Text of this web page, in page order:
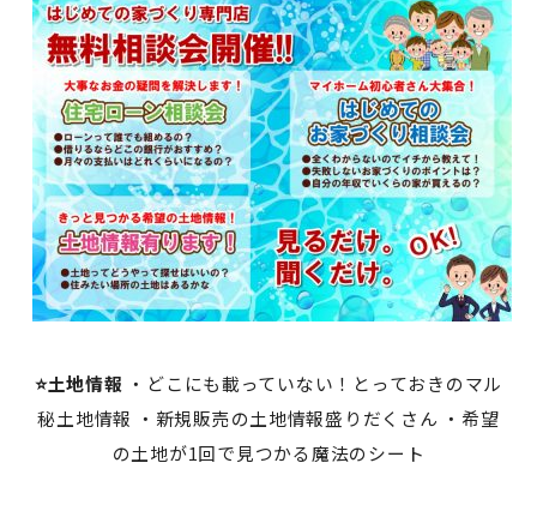
⭐土地情報 ・どこにも載っていない！とっておきのマル
秘土地情報 ・新規販売の土地情報盛りだくさん ・希望
の土地が1回で見つかる魔法のシート